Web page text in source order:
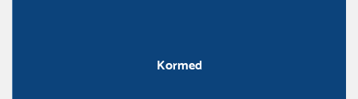
Kormed